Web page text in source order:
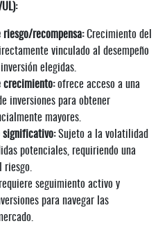
riesgo/recompensa:Crecimiento del
vinculado al desempeño
elegidas.
crecimiento:ofrece acceso a una
inversiones para obtener
mayores.
significativo:Sujeto a la volatilidad
potenciales, requiriendo una
requiere seguimiento activo y
para navegar las